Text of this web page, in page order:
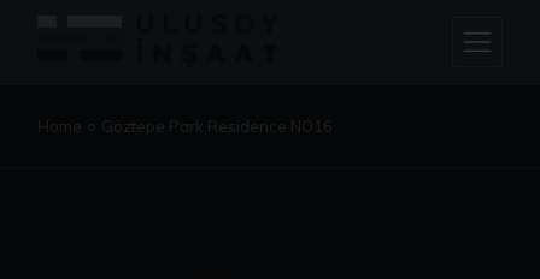
Home Göztepe Park Residence NO16